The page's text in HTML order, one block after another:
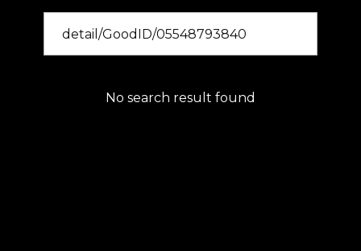
No search result found